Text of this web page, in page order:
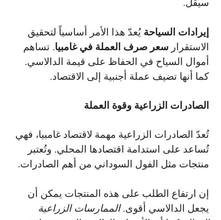
سيقل.
إيرادات السياحة يُعدّ هذا الأمر أساسياً لتحقيق
الاستقرار سعر صرف العملة في غامبيا. تساهم
أموال السياح في الحفاظ على قيمة الدالاسي.
كما أنها تضيف عملة أجنبية إلى الاقتصاد.
الصادرات الزراعية وقوة العملة
تُعدّ الصادرات الزراعية مهمة لاقتصاد غامبيا، فهي
تُساعد على استدامة اقتصادها المحلي. وتُعتبر
منتجات مثل الفول السوداني من أهم الصادرات.
إن ارتفاع الطلب على هذه المنتجات يمكن أن
يجعل الدالاسي أقوى.الممارسات الزراعية